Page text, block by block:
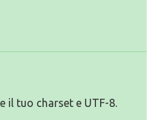
il tuo charset e UTF-8.